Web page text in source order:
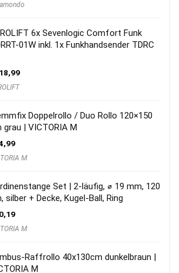
6x Sevenlogic Comfort Funk
01W inkl. 1x Funkhandsender TDRC
Doppelrollo / Duo Rollo 120×150
grau | VICTORIA M
M
Set | 2-läufig, ⌀ 19 mm, 120
silber + Decke, Kugel-Ball, Ring
M
Raffrollo 40x130cm dunkelbraun |
M